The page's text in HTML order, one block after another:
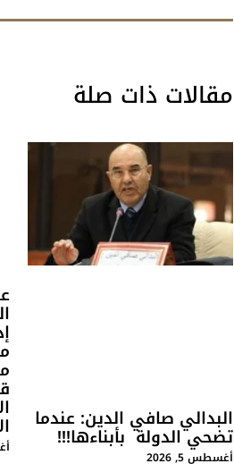
مقالات ذات صلة
البدالي صافي الدين: عندما
تضحي الدولة بأبناءها!!!
أغسطس 5, 2026